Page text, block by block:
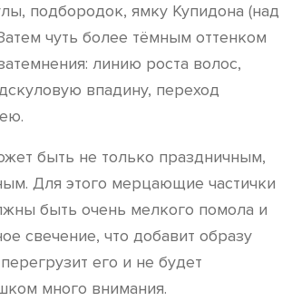
подбородок, ямку Купидона (над
чуть более тёмным оттенком
линию роста волос,
впадину, переход
быть не только праздничным,
Для этого мерцающие частички
быть очень мелкого помола и
свечение, что добавит образу
его и не будет
много внимания.